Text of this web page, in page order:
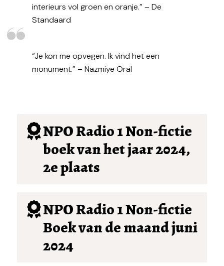
interieurs vol groen en oranje.” – De
Standaard
“Je kon me opvegen. Ik vind het een
monument.” – Nazmiye Oral
NPO Radio 1 Non-fictie
boek van het jaar 2024,
2e plaats
NPO Radio 1 Non-fictie
Boek van de maand juni
2024